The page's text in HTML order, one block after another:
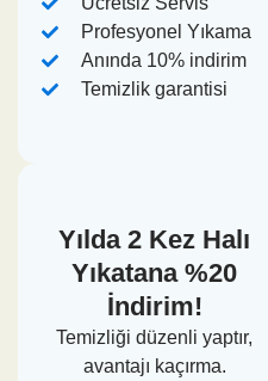
Profesyonel Yıkama
Anında 10% indirim
Temizlik garantisi
Yılda 2 Kez Halı
Yıkatana %20
İndirim!
Temizliği düzenli yaptır,
avantajı kaçırma.